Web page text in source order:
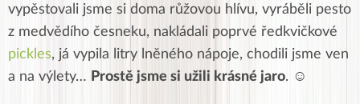
vypěstovali jsme si doma růžovou hlívu, vyráběli pesto
z medvědího česneku, nakládali poprvé ředkvičkové
pickles, já vypila litry lněného nápoje, chodili jsme ven
a na výlety… Prostě jsme si užili krásné jaro. ☺